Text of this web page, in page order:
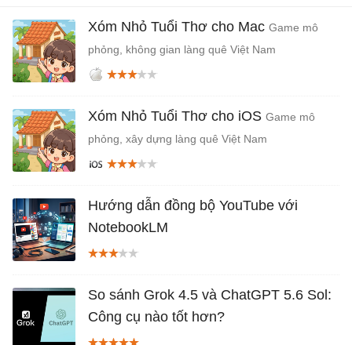
Xóm Nhỏ Tuổi Thơ cho Mac Game mô
phỏng, không gian làng quê Việt Nam
Xóm Nhỏ Tuổi Thơ cho iOS Game mô
phỏng, xây dựng làng quê Việt Nam
Hướng dẫn đồng bộ YouTube với
NotebookLM
So sánh Grok 4.5 và ChatGPT 5.6 Sol:
Công cụ nào tốt hơn?